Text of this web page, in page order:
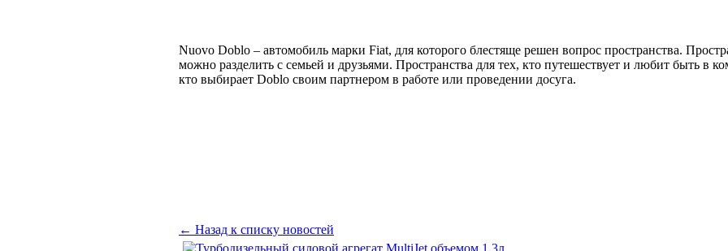
Nuovo Doblo – автомобиль марки Fiat, для которого блестяще решен вопрос пространства.
можно разделить с семьей и друзьями. Пространства для тех, кто путешествует и любит быть в
кто выбирает Doblo своим партнером в работе или проведении досуга.
← Назад к списку новостей